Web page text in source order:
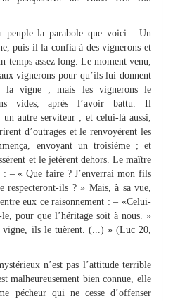
peuple la parabole que voici : Un
puis il la confia à des vignerons et
temps assez long. Le moment venu,
vignerons pour qu’ils lui donnent
vigne ; mais les vignerons le
vides, après l’avoir battu. Il
un autre serviteur ; et celui-là aussi,
d’outrages et le renvoyèrent les
envoyant un troisième ; et
et le jetèrent dehors. Le maître
– « Que faire ? J’enverrai mon fils
respecteront-ils ? » Mais, à sa vue,
eux ce raisonnement : – «Celui-
pour que l’héritage soit à nous. »
ils le tuèrent. (...) » (Luc 20,
n’est pas l’attitude terrible
malheureusement bien connue, elle
pécheur qui ne cesse d’offenser